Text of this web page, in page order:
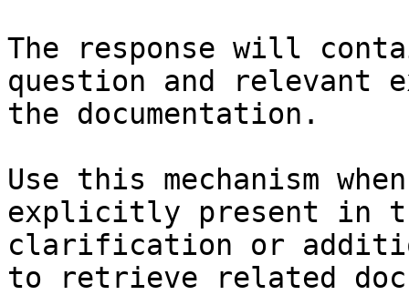
The response will
question and relevant
the documentation.
Use this mechanism
explicitly present in
clarification or